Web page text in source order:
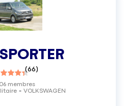
(66)
VOLKSWAGEN
membres